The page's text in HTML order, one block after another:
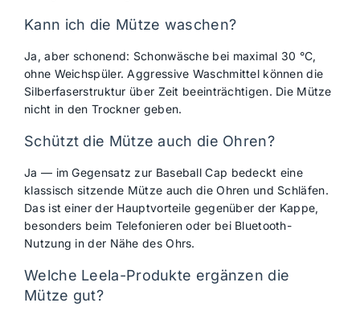
Kann ich die Mütze waschen?
Ja, aber schonend: Schonwäsche bei maximal 30 °C,
ohne Weichspüler. Aggressive Waschmittel können die
Silberfaserstruktur über Zeit beeinträchtigen. Die Mütze
nicht in den Trockner geben.
Schützt die Mütze auch die Ohren?
Ja — im Gegensatz zur Baseball Cap bedeckt eine
klassisch sitzende Mütze auch die Ohren und Schläfen.
Das ist einer der Hauptvorteile gegenüber der Kappe,
besonders beim Telefonieren oder bei Bluetooth-
Nutzung in der Nähe des Ohrs.
Welche Leela-Produkte ergänzen die
Mütze gut?